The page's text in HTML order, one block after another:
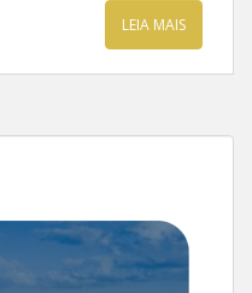
LEIA MAIS